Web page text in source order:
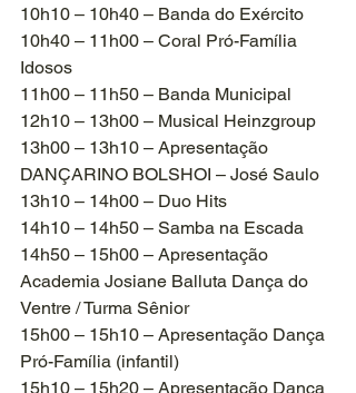
10h10 – 10h40 – Banda do Exército
10h40 – 11h00 – Coral Pró-Família
Idosos
11h00 – 11h50 – Banda Municipal
12h10 – 13h00 – Musical Heinzgroup
13h00 – 13h10 – Apresentação
DANÇARINO BOLSHOI – José Saulo
13h10 – 14h00 – Duo Hits
14h10 – 14h50 – Samba na Escada
14h50 – 15h00 – Apresentação
Academia Josiane Balluta Dança do
Ventre / Turma Sênior
15h00 – 15h10 – Apresentação Dança
Pró-Família (infantil)
15h10 – 15h20 – Apresentação Dança